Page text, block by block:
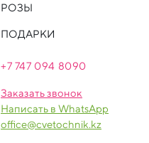
РОЗЫ
ПОДАРКИ
+7 747 094 8090
Заказать звонок
Написать в WhatsApp
office@cvetochnik.kz